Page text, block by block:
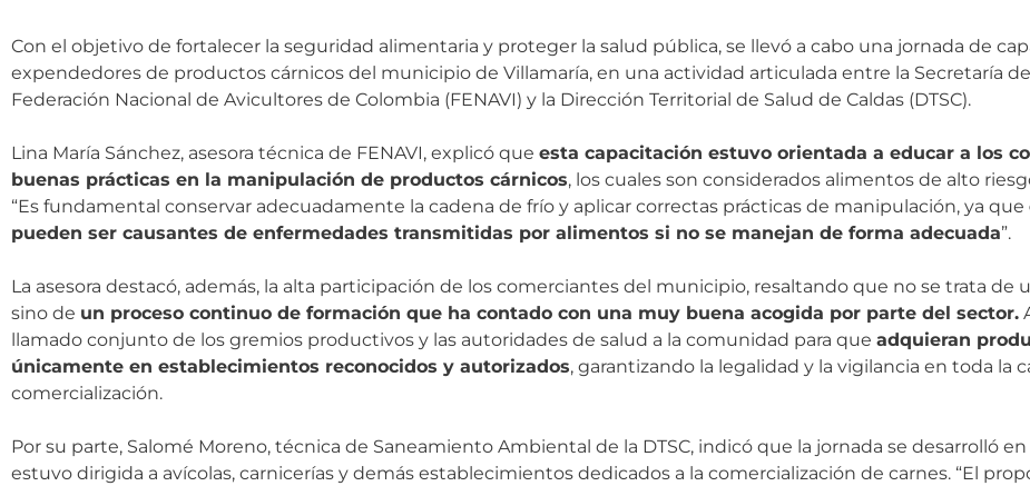
Con el objetivo de fortalecer la seguridad alimentaria y proteger la salud pública, se llevó a cabo una jornada de
expendedores de productos cárnicos del municipio de Villamaría, en una actividad articulada entre la Secretaría
Federación Nacional de Avicultores de Colombia (FENAVI) y la Dirección Territorial de Salud de Caldas (DTSC).
Lina María Sánchez, asesora técnica de FENAVI, explicó que esta capacitación estuvo orientada a educar a los
buenas prácticas en la manipulación de productos cárnicos, los cuales son considerados alimentos de alto
“Es fundamental conservar adecuadamente la cadena de frío y aplicar correctas prácticas de manipulación, ya que
pueden ser causantes de enfermedades transmitidas por alimentos si no se manejan de forma adecuada”.
La asesora destacó, además, la alta participación de los comerciantes del municipio, resaltando que no se trata de
sino de un proceso continuo de formación que ha contado con una muy buena acogida por parte del sector.
llamado conjunto de los gremios productivos y las autoridades de salud a la comunidad para que adquieran
únicamente en establecimientos reconocidos y autorizados, garantizando la legalidad y la vigilancia en toda la
comercialización.
Por su parte, Salomé Moreno, técnica de Saneamiento Ambiental de la DTSC, indicó que la jornada se desarrolló en
estuvo dirigida a avícolas, carnicerías y demás establecimientos dedicados a la comercialización de carnes. “El